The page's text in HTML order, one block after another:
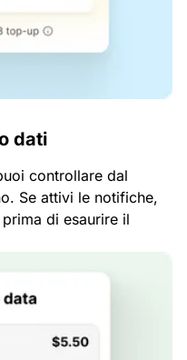
dati
controllare dal
Se attivi le notifiche,
di esaurire il